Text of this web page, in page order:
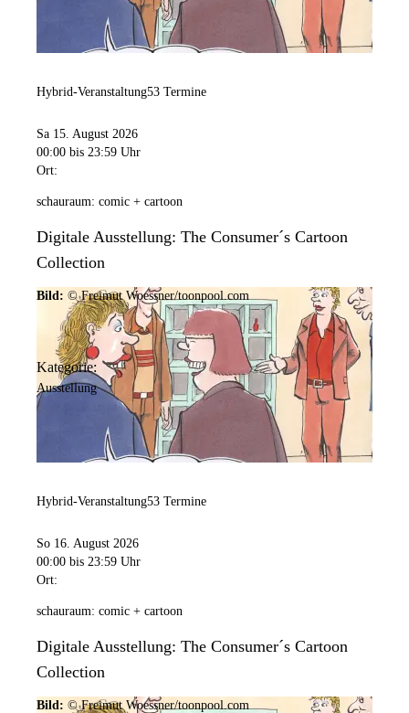
Hybrid-Veranstaltung53 Termine
Sa 15. August 2026
00:00 bis 23:59 Uhr
Ort:
schauraum: comic + cartoon
Digitale Ausstellung: The Consumer´s Cartoon
Collection
Bild: © Freimut Woessner/toonpool.com
Kategorie:
Ausstellung
Hybrid-Veranstaltung53 Termine
So 16. August 2026
00:00 bis 23:59 Uhr
Ort:
schauraum: comic + cartoon
Digitale Ausstellung: The Consumer´s Cartoon
Collection
Bild: © Freimut Woessner/toonpool.com